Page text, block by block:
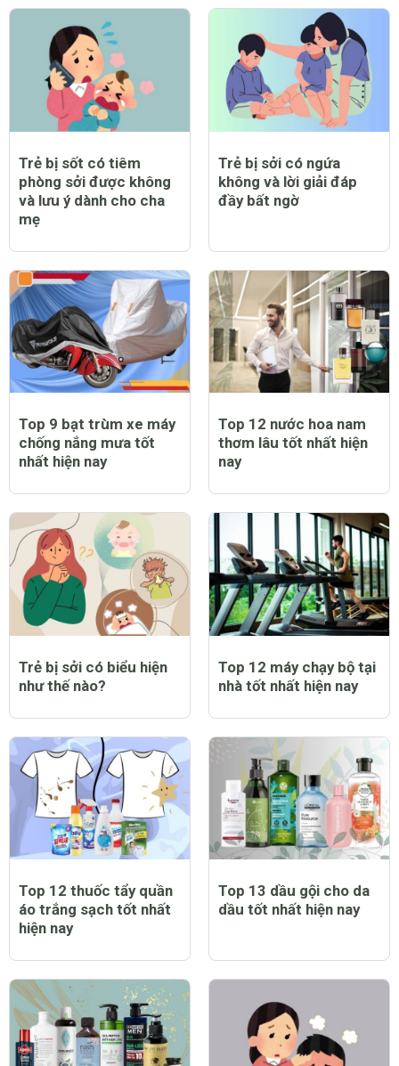
Trẻ bị sốt có tiêm
phòng sởi được không
và lưu ý dành cho cha
mẹ
Trẻ bị sởi có ngứa
không và lời giải đáp
đầy bất ngờ
Top 9 bạt trùm xe máy
chống nắng mưa tốt
nhất hiện nay
Top 12 nước hoa nam
thơm lâu tốt nhất hiện
nay
Trẻ bị sởi có biểu hiện
như thế nào?
Top 12 máy chạy bộ tại
nhà tốt nhất hiện nay
Top 12 thuốc tẩy quần
áo trắng sạch tốt nhất
hiện nay
Top 13 dầu gội cho da
dầu tốt nhất hiện nay